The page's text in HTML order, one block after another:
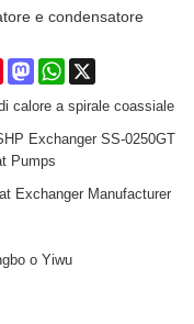
e condensatore
PinterestMastodonWhatsApp
calore a spirale coassiale
Exchanger SS-0250GT
Pumps
Exchanger Manufacturer​
o Yiwu